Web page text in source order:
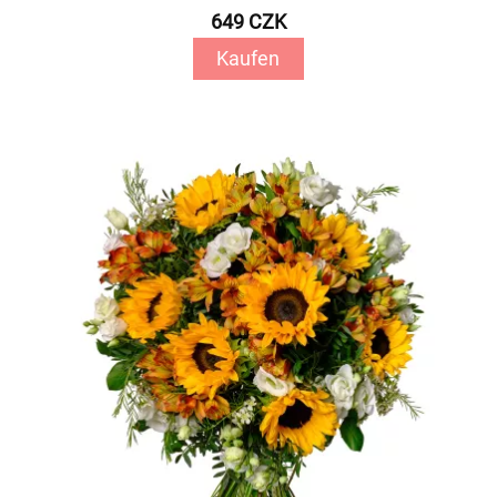
649 CZK
Kaufen